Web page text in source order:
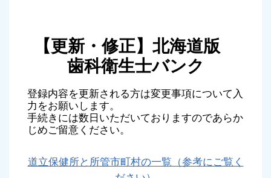
【更新・修正】北海道版
歯科衛生士バンク
登録内容を更新される方は変更事項について入
力をお願いします。
手続きには数日いただいておりますのであらか
じめご留意ください。
道立保健所と所管市町村の一覧（参考にご覧く